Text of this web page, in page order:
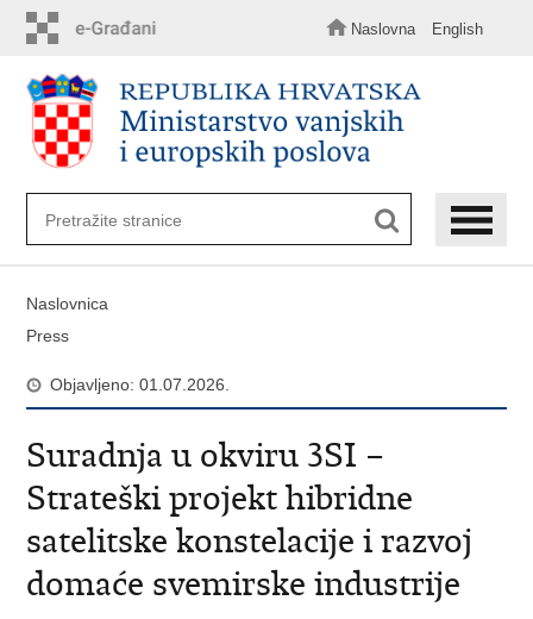
sadržaj
Naslovna English
Naslovnica
Press
Objavljeno: 01.07.2026.
Suradnja u okviru 3SI –
Strateški projekt hibridne
satelitske konstelacije i razvoj
domaće svemirske industrije